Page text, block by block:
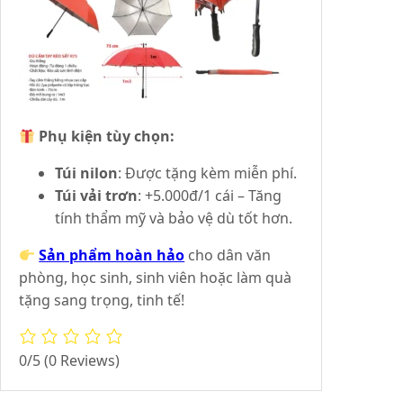
Phụ kiện tùy chọn:
Túi nilon: Được tặng kèm miễn phí.
Túi vải trơn: +5.000đ/1 cái – Tăng
tính thẩm mỹ và bảo vệ dù tốt hơn.
Sản phẩm hoàn hảo cho dân văn
phòng, học sinh, sinh viên hoặc làm quà
tặng sang trọng, tinh tế!
0/5(0 Reviews)